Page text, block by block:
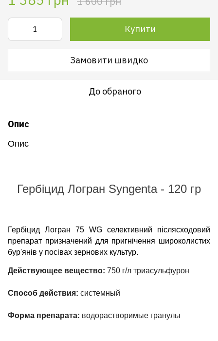
Купити
Замовити швидко
До обраного
Опис
Опис
Гербіцид Логран Syngenta - 120 гр
Гербіцид Логран 75 WG селективний післясходовий
препарат призначений для пригнічення широколистих
бур'янів у посівах зернових культур.
Действующее вещество: 750 г/л триасульфурон
Способ действия: системный
Форма препарата: водорастворимые гранулы